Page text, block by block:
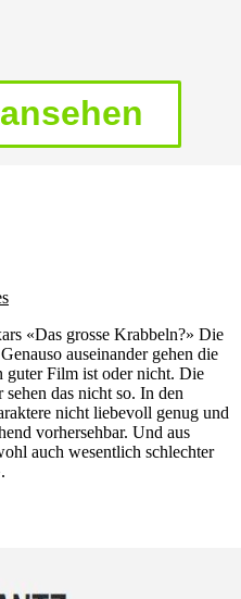
«Das grosse Krabbeln?» Die
auseinander gehen die
guter Film ist oder nicht. Die
das nicht so. In den
nicht liebevoll genug und
vorhersehbar. Und aus
auch wesentlich schlechter